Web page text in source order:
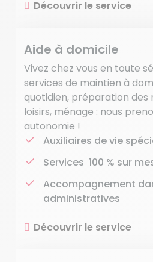
Découvrir le service
Aide à domicile
Vivez chez vous en toute
services de maintien à
quotidien, préparation des
loisirs, ménage : nous
autonomie !
Auxiliaires de vie
Services 100 % sur
Accompagnement
administratives
Découvrir le service